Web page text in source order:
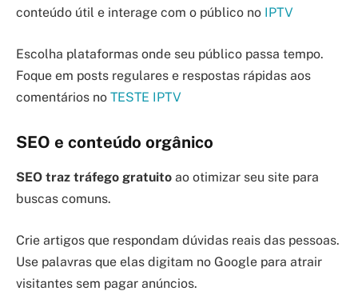
conteúdo útil e interage com o público no IPTV
Escolha plataformas onde seu público passa tempo.
Foque em posts regulares e respostas rápidas aos
comentários no TESTE IPTV
SEO e conteúdo orgânico
SEO traz tráfego gratuito ao otimizar seu site para
buscas comuns.
Crie artigos que respondam dúvidas reais das pessoas.
Use palavras que elas digitam no Google para atrair
visitantes sem pagar anúncios.